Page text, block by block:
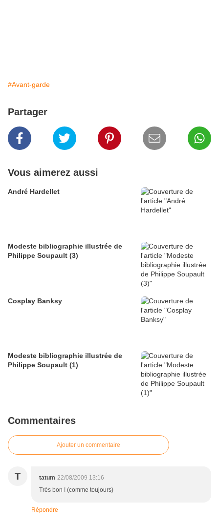
#Avant-garde
Partager
Vous aimerez aussi
André Hardellet
Modeste bibliographie illustrée de
Philippe Soupault (3)
Cosplay Banksy
Modeste bibliographie illustrée de
Philippe Soupault (1)
Commentaires
Ajouter un commentaire
T tatum 22/08/2009 13:16
Très bon ! (comme toujours)
Répondre